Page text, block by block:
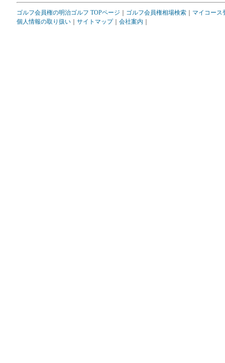
ゴルフ会員権の明治ゴルフ TOPページ ゴルフ会員権相場検索
マイコース
個人情報の取り扱い
サイトマップ｜ 会社案内